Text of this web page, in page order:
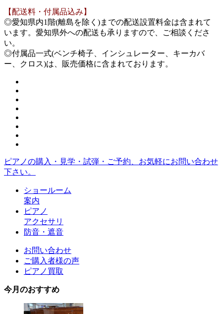
【配送料・付属品込み】
◎愛知県内1階(離島を除く)までの配送設置料金は含まれて
います。愛知県外への配送も承りますので、ご相談くださ
い。
◎付属品一式(ベンチ椅子、インシュレーター、キーカバ
ー、クロス)は、販売価格に含まれております。
ピアノの購入・見学・試弾・ご予約、お気軽にお問い合わせ
下さい。
ショールーム
案内
ピアノ
アクセサリ
防音・遮音
お問い合わせ
ご購入者様の声
ピアノ買取
今月のおすすめ